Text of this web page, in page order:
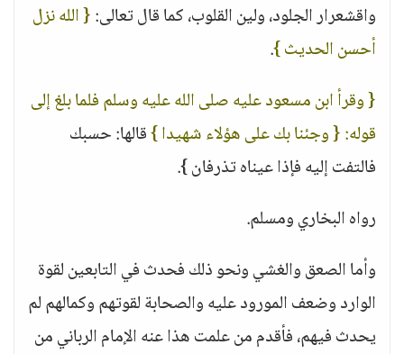
واقشعرار الجلود، ولين القلوب، كما قال تعالى:{ الله نزل
أحسن الحديث }.
{ وقرأ ابن مسعود عليه صلى الله عليه وسلم فلما بلغ إلى
قوله: { وجئنا بك على هؤلاء شهيدا }قالها: حسبك
فالتفت إليه فإذا عيناه تذرفان }.
رواه البخاري ومسلم.
وأما الصعق والغشي ونحو ذلك فحدث في التابعين لقوة
الوارد وضعف المورود عليه والصحابة لقوتهم وكمالهم لم
يحدث فيهم، فأقدم من علمت هذا عنه الإمام الرباني من